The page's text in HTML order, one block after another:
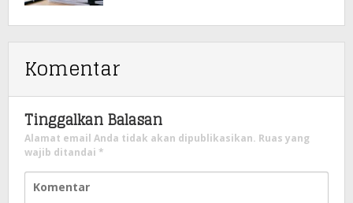
Komentar
Tinggalkan Balasan
Alamat email Anda tidak akan dipublikasikan. Ruas yang
wajib ditandai *